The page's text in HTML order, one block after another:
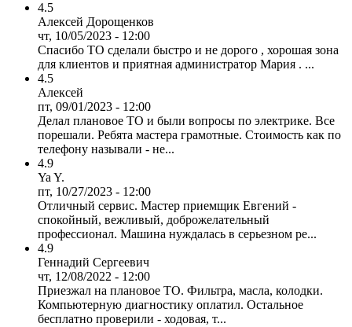
4.5
Алексей Дорощенков
чт, 10/05/2023 - 12:00
Спасибо ТО сделали быстро и не дорого , хорошая зона
для клиентов и приятная администратор Мария . ...
4.5
Алексей
пт, 09/01/2023 - 12:00
Делал плановое ТО и были вопросы по электрике. Все
порешали. Ребята мастера грамотные. Стоимость как по
телефону называли - не...
4.9
Ya Y.
пт, 10/27/2023 - 12:00
Отличный сервис. Мастер приемщик Евгений -
спокойный, вежливый, доброжелательный
профессионал. Машина нуждалась в серьезном ре...
4.9
Геннадий Сергеевич
чт, 12/08/2022 - 12:00
Приезжал на плановое ТО. Фильтра, масла, колодки.
Компьютерную диагностику оплатил. Остальное
бесплатно проверили - ходовая, т...